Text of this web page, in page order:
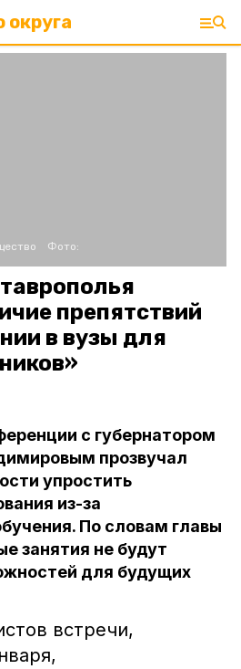
округа
Фото:
препятствий
в вузы для
с губернатором
прозвучал
упростить
из-за
По словам главы
занятия не будут
для будущих
встречи,